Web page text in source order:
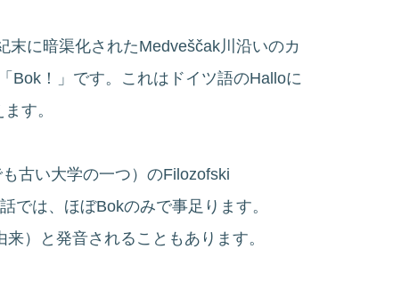
に暗渠化されたMedveščak川沿いのカ
Bok！」です。これはドイツ語のHalloに
す。
古い大学の一つ）のFilozofski
では、ほぼBokのみで事足ります。
）と発音されることもあります。